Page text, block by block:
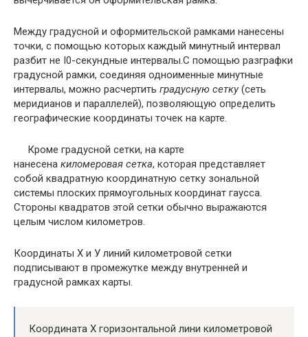
Между градусной и оформительской рамками нанесены
точки, с помощью которых каждый минутный интервал
разбит не І0-секундные интервалы.С помощью разграфки
градусной рамки, соединяя одноименные минутные
интервалы, можно расчертить градусную сетку(сеть
меридианов и параллелей), позволяющую определить
географические координаты точек на карте.
Кроме градусной сетки, на карте
нанесена киломеровая сетка, которая представляет
собой квадратную координатную сетку зональной
системы плоских прямоугольных координат гаусса.
Стороны квадратов этой сетки обычно выражаются
целым числом километров.
Координаты Х и У линий километровой сетки
подписывают в промежутке между внутренней и
градусной рамках карты.
Координата Х горизонтальной лини километровой